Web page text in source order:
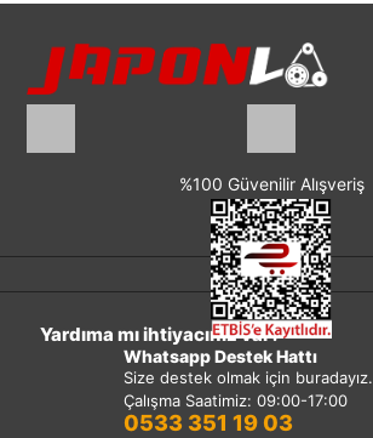
%100 Güvenilir Alışveriş
Yardıma mı ihtiyacınız var?
Whatsapp Destek Hattı
Size destek olmak için buradayız.
Çalışma Saatimiz: 09:00-17:00
0533 351 19 03